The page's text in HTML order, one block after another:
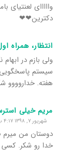
وااااای لعنتیای
دکترین❤❤
انتظار، همراه
ولی بازم در
سیستم
هفته. خداروووو
مریم خیلی
شهریور ۷, ۱۳۹۸ ۴:۱۷ ب٫ظ
دوستان من میرم
خدا رو شکر.